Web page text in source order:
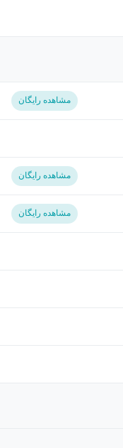
مشاهده رایگان
مشاهده رایگان
مشاهده رایگان